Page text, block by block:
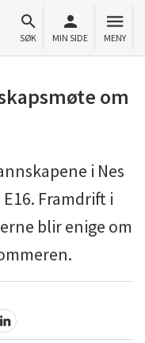
SØK MIN SIDE MENY
om
i Nes
Framdrift i
blir enige om
TWITTER
DEL PÅ LINKEDIN